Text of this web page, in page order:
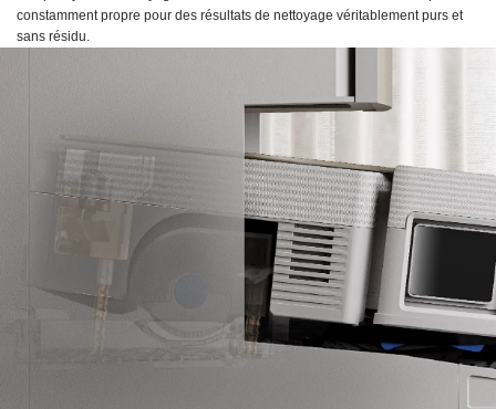
constamment propre pour des résultats de nettoyage véritablement purs et
sans résidu.